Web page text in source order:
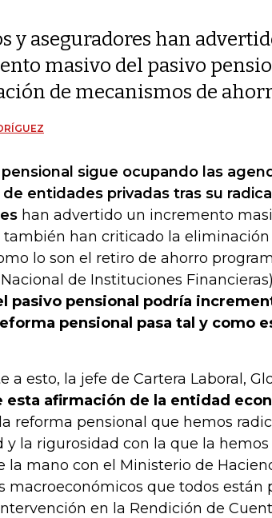
y aseguradores han
masivo del pasivo
de mecanismos de
sigue ocupando las
entidades privadas tras su
han advertido un incremento
también han criticado la
lo son el retiro de ahorro
de Instituciones
pasivo pensional podría
pensional pasa tal y como
a esto, la jefe de Cartera Laboral,
esta afirmación de la entidad
reforma pensional que hemos
y la rigurosidad con la que la hemos
la mano con el Ministerio de
macroeconómicos que todos están
en la Rendición de